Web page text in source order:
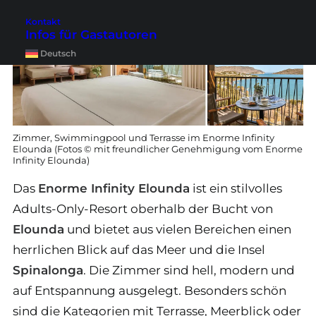
Kontakt
Infos für Gastautoren
Deutsch
Zimmer, Swimmingpool und Terrasse im Enorme Infinity
Elounda (Fotos © mit freundlicher Genehmigung vom Enorme
Infinity Elounda)
Das Enorme Infinity Elounda ist ein stilvolles
Adults-Only-Resort oberhalb der Bucht von
Elounda und bietet aus vielen Bereichen einen
herrlichen Blick auf das Meer und die Insel
Spinalonga. Die Zimmer sind hell, modern und
auf Entspannung ausgelegt. Besonders schön
sind die Kategorien mit Terrasse, Meerblick oder